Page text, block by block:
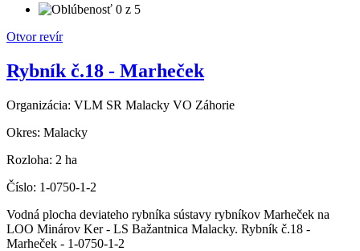
Otvor revír
Rybník č.18 - Marheček
Organizácia: VLM SR Malacky VO Záhorie
Okres: Malacky
Rozloha: 2 ha
Číslo: 1-0750-1-2
Vodná plocha deviateho rybníka sústavy rybníkov Marheček na
LOO Minárov Ker - LS Bažantnica Malacky. Rybník č.18 -
Marheček - 1-0750-1-2